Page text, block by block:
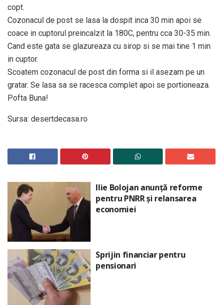
copt.
Cozonacul de post se lasa la dospit inca 30 min apoi se
coace in cuptorul preincalzit la 180C, pentru cca 30-35 min.
Cand este gata se glazureaza cu sirop si se mai tine 1 min
in cuptor.
Scoatem cozonacul de post din forma si il asezam pe un
gratar. Se lasa sa se racesca complet apoi se portioneaza.
Pofta Buna!
Sursa: desertdecasa.ro
Ilie Bolojan anunță reforme
pentru PNRR și relansarea
economiei
Sprijin financiar pentru
pensionari